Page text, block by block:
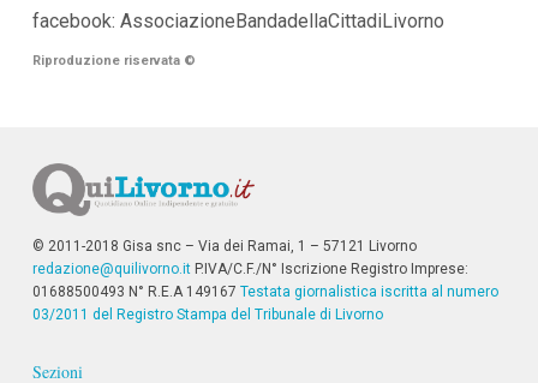
facebook: AssociazioneBandadellaCittadiLivorno
Riproduzione riservata ©
© 2011-2018 Gisa snc – Via dei Ramai, 1 – 57121 Livorno
redazione@quilivorno.itP.IVA/C.F./N° Iscrizione Registro Imprese:
01688500493 N° R.E.A 149167 Testata giornalistica iscritta al numero
03/2011 del Registro Stampa del Tribunale di Livorno
Sezioni